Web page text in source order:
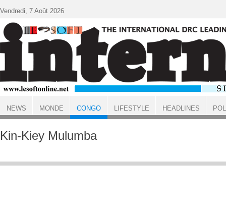
ACCUEIL CONGO
Kin-Kiey Mulumba
Vendredi, 7 Août 2026
NEWS MONDE CONGO LIFESTYLE HEADLINES